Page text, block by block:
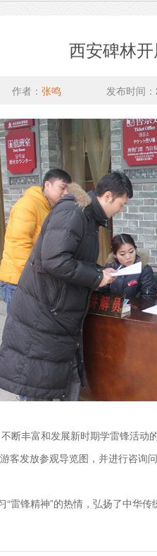
西安碑林开
作者： 张鸣 发布时间
丰富和发展新时期学雷锋活动
发放参观导览图，并进行咨询
雷锋精神”的热情，弘扬了中华